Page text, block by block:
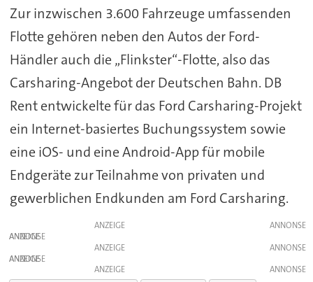
Zur inzwischen 3.600 Fahrzeuge umfassenden
Flotte gehören neben den Autos der Ford-
Händler auch die „Flinkster“-Flotte, also das
Carsharing-Angebot der Deutschen Bahn. DB
Rent entwickelte für das Ford Carsharing-Projekt
ein Internet-basiertes Buchungssystem sowie
eine iOS- und eine Android-App für mobile
Endgeräte zur Teilnahme von privaten und
gewerblichen Endkunden am Ford Carsharing.
ANZEIGE
ANZEIGE
ANZEIGE
ANZEIGE
ANZEIGE